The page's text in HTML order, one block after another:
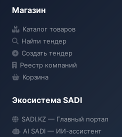
Магазин
Каталог товаров
Найти тендер
Создать тендер
Реестр компаний
Корзина
Экосистема SADI
SADI.KZ — Главный портал
AI SADI — ИИ-ассистент
● Подключение...